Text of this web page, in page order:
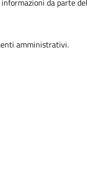
da parte
amministrativi.